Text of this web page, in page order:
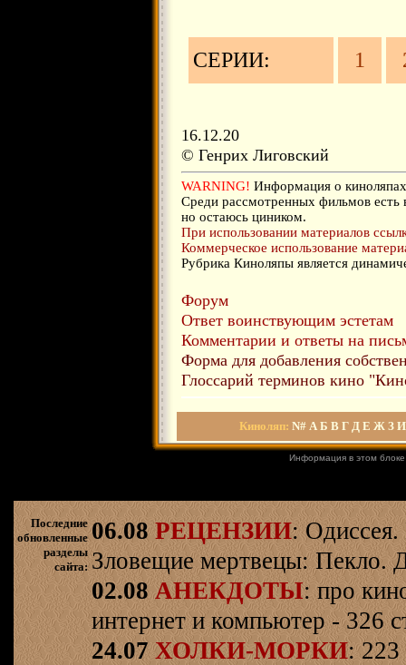
СЕРИИ: 1
16.12.20
© Генрих Лиговский
WARNING! Информация о
Среди рассмотренных фильмов
но остаюсь циником.
При использовании материалов
Коммерческое использование
Рубрика Киноляпы является
Форум
Ответ воинствующим эстетам
Комментарии и ответы на
Форма для добавления
Глоссарий терминов кино
Киноляп: N# А Б В Г Д Е Ж З И
Информация в этом
Последние
обновленные
разделы
сайта:
06.08 РЕЦЕНЗИИ:
Зловещие мертвецы: Пекло.
02.08 АНЕКДОТЫ: про
интернет и компьютер - 326
24.07 ХОЛКИ-МОРКИ: 223